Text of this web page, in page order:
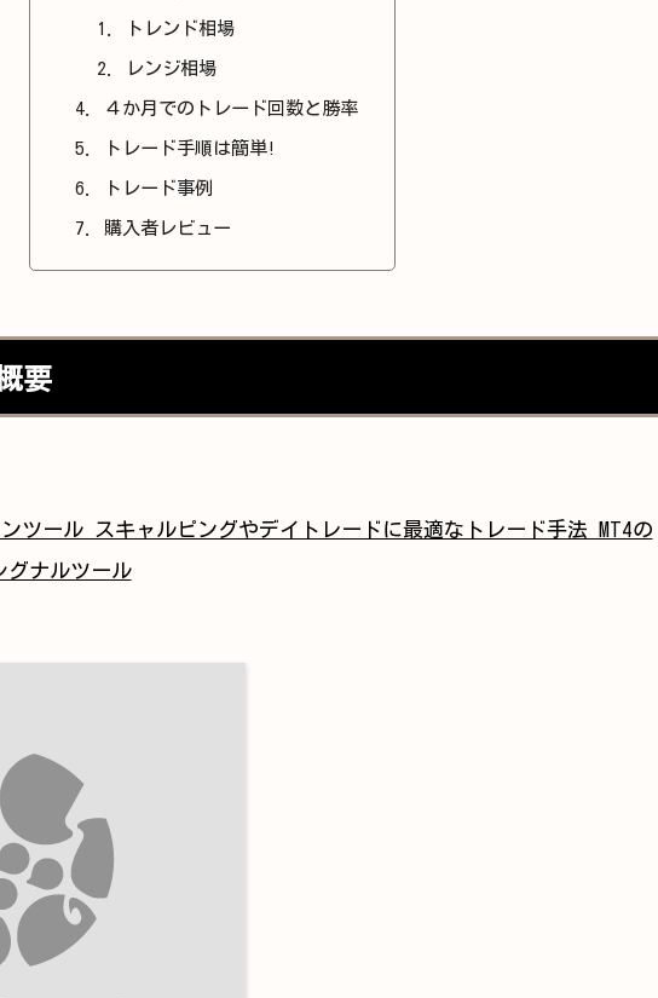
トレンド相場
レンジ相場
４か月でのトレード回数と勝率
トレード手順は簡単!
トレード事例
購入者レビュー
要
ンツール スキャルピングやデイトレードに最適なトレード手法 MT4の
グナルツール